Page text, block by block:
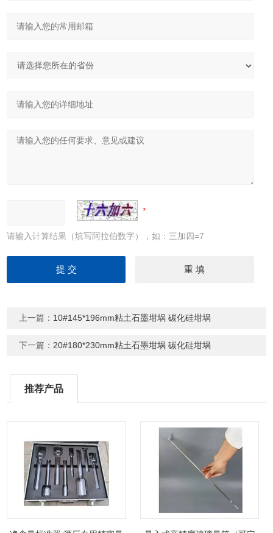
请输入计算结果（填写阿拉伯数字），如：三加四=7
上一篇： 10#145*196mm粘土石墨坩埚 碳化硅坩埚
下一篇：20#180*230mm粘土石墨坩埚 碳化硅坩埚
推荐产品